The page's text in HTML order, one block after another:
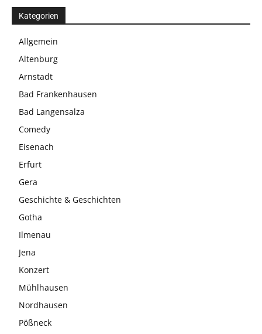
Kategorien
Allgemein
Altenburg
Arnstadt
Bad Frankenhausen
Bad Langensalza
Comedy
Eisenach
Erfurt
Gera
Geschichte & Geschichten
Gotha
Ilmenau
Jena
Konzert
Mühlhausen
Nordhausen
Pößneck